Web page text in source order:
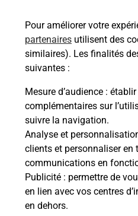
Pour améliorer votre
partenaires utilisent des
similaires). Les finalités
suivantes :
Mesure d’audience :
complémentaires sur
suivre la navigation.
Analyse et
clients et personnaliser en
communications en
Publicité : permettre de
en lien avec vos centres
en dehors.
Comment
modification de
Comment La Poste
à votre sécurité au
Puis-je passer mon
avec La Poste et
conditions ?